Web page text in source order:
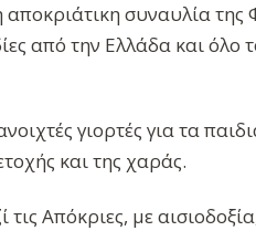
αποκριάτικη συναυλία της
από την Ελλάδα και όλο
γιορτές για τα
και της χαράς.
Απόκριες, με